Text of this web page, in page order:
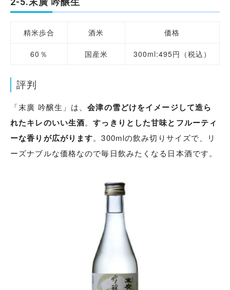
精米歩合 酒米 価格
60％ 国産米 300ml:495円 （税込）
評判
「末廣 吟醸生」は、会津の雪どけをイメージして造ら
れたキレのいい生酒。すっきりとした甘味とフルーティ
ーな香りが広がります。300mlの飲み切りサイズで、リ
ーズナブルな価格なので毎日飲みたくなる日本酒です。